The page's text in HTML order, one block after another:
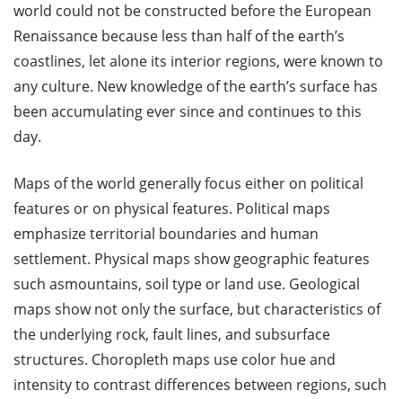
world could not be constructed before the European
Renaissance because less than half of the earth’s
coastlines, let alone its interior regions, were known to
any culture. New knowledge of the earth’s surface has
been accumulating ever since and continues to this
day.
Maps of the world generally focus either on political
features or on physical features. Political maps
emphasize territorial boundaries and human
settlement. Physical maps show geographic features
such asmountains, soil type or land use. Geological
maps show not only the surface, but characteristics of
the underlying rock, fault lines, and subsurface
structures. Choropleth maps use color hue and
intensity to contrast differences between regions, such